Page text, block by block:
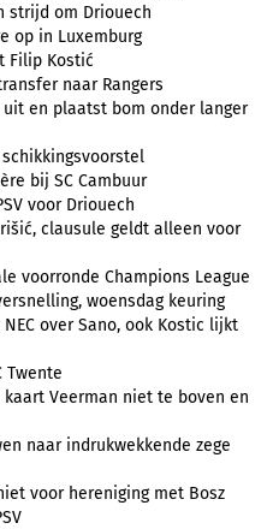
strijd om Driouech
op in Luxemburg
Filip Kostić
naar Rangers
en plaatst bom onder langer
schikkingsvoorstel
bij SC Cambuur
voor Driouech
clausule geldt alleen voor
voorronde Champions League
woensdag keuring
over Sano, ook Kostic lijkt
Twente
Veerman niet te boven en
naar indrukwekkende zege
voor hereniging met Bosz